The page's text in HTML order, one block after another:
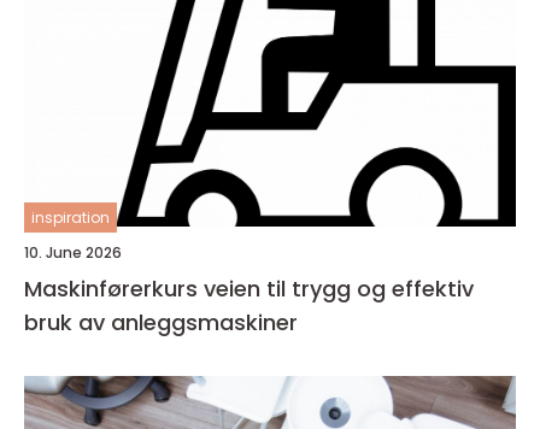
inspiration
10. June 2026
Maskinførerkurs veien til trygg og effektiv
bruk av anleggsmaskiner